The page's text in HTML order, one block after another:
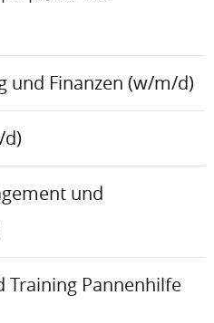
und Finanzen (w/m/d)
und
Training Pannenhilfe